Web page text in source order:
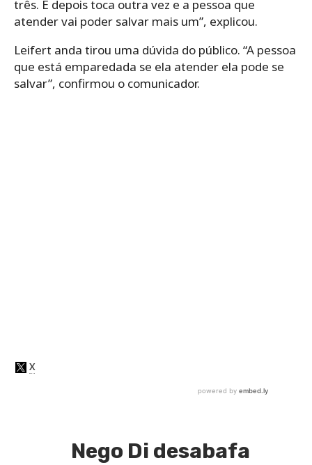
três. E depois toca outra vez e a pessoa que
atender vai poder salvar mais um”, explicou.
Leifert anda tirou uma dúvida do público. “A pessoa
que está emparedada se ela atender ela pode se
salvar”, confirmou o comunicador.
Nego Di desabafa